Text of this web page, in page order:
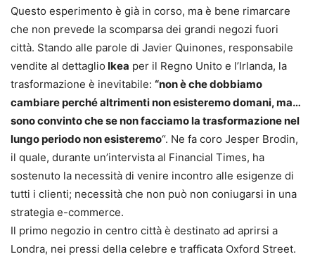
Questo esperimento è già in corso, ma è bene rimarcare
che non prevede la scomparsa dei grandi negozi fuori
città. Stando alle parole di Javier Quinones, responsabile
vendite al dettaglio Ikea per il Regno Unito e l’Irlanda, la
trasformazione è inevitabile: “non è che dobbiamo
cambiare perché altrimenti non esisteremo domani, ma…
sono convinto che se non facciamo la trasformazione nel
lungo periodo non esisteremo“. Ne fa coro Jesper Brodin,
il quale, durante un’intervista al Financial Times, ha
sostenuto la necessità di venire incontro alle esigenze di
tutti i clienti; necessità che non può non coniugarsi in una
strategia e-commerce.
Il primo negozio in centro città è destinato ad aprirsi a
Londra, nei pressi della celebre e trafficata Oxford Street.